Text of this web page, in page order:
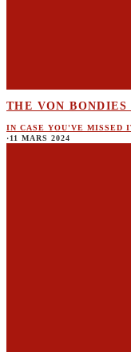
THE VON
IN CASE YOU'VE MISSED
·11 MARS 2024